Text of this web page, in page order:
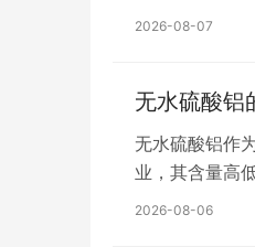
2026-08-07
无水硫酸铝
无水硫酸铝作
业，其含量高
的含水硫酸铝
2026-08-06